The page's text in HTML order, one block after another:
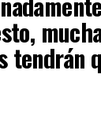
tendrán